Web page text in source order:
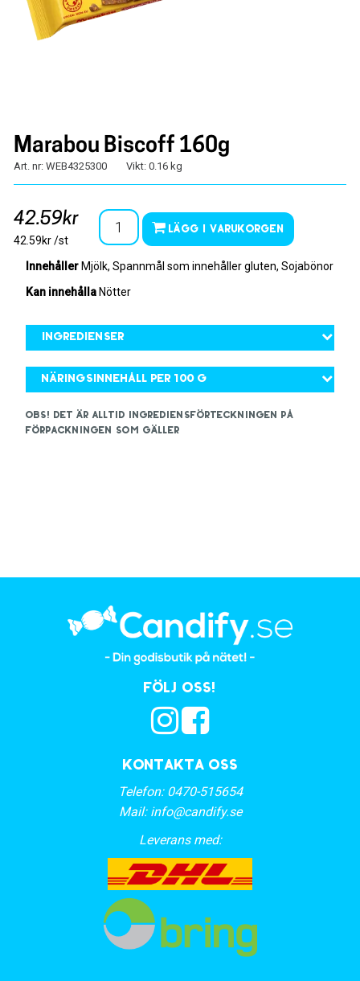
Marabou Biscoff 160g
Art. nr: WEB4325300 Vikt: 0.16 kg
42.59kr
42.59kr /st
Lägg i varukorgen
Innehåller Mjölk, Spannmål som innehåller gluten, Sojabönor
Kan innehålla Nötter
Ingredienser
Näringsinnehåll per 100 g
OBS! Det är alltid ingrediensförteckningen på
förpackningen som gäller
Kontakta oss
Telefon: 0470-515654
Mail: info@candify.se
Leverans med:
Följ oss!